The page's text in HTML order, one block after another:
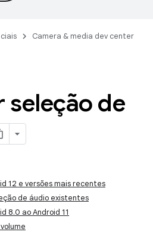
Camera & media dev center
seleção de
12 e versões mais recentes
de áudio existentes
8.0 ao Android 11